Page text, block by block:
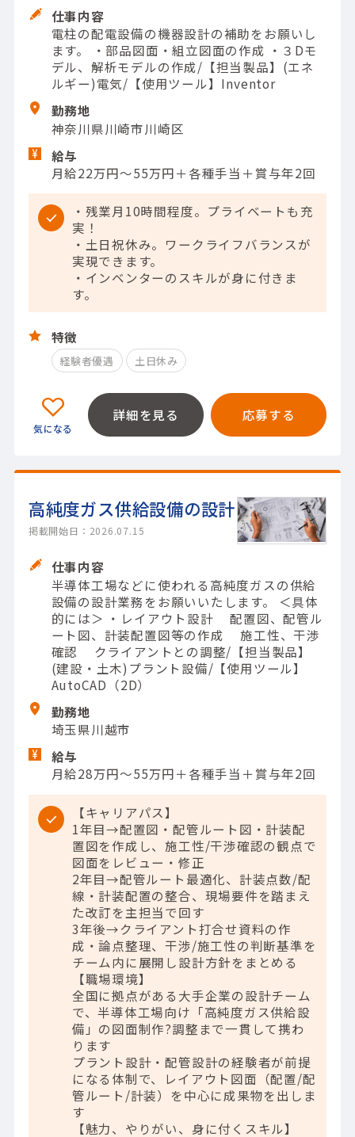
仕事内容
電柱の配電設備の機器設計の補助をお願いし
ます。 ・部品図面・組立図面の作成 ・３Dモ
デル、解析モデルの作成/【担当製品】(エネ
ルギー)電気/【使用ツール】Inventor
勤務地
神奈川県川崎市川崎区
給与
月給22万円～55万円＋各種手当＋賞与年2回
・残業月10時間程度。プライベートも充
実！
・土日祝休み。ワークライフバランスが
実現できます。
・インベンターのスキルが身に付きま
す。
特徴
経験者優遇 土日休み
詳細を見る 応募する
高純度ガス供給設備の設計
掲載開始日：2026.07.15
仕事内容
半導体工場などに使われる高純度ガスの供給
設備の設計業務をお願いいたします。 ＜具体
的には＞ ・レイアウト設計 配置図、配管ル
ート図、計装配置図等の作成 施工性、干渉
確認 クライアントとの調整/【担当製品】
(建設・土木)プラント設備/【使用ツール】
AutoCAD（2D）
勤務地
埼玉県川越市
給与
月給28万円～55万円＋各種手当＋賞与年2回
【キャリアパス】
1年目→配置図・配管ルート図・計装配
置図を作成し、施工性/干渉確認の観点で
図面をレビュー・修正
2年目→配管ルート最適化、計装点数/配
線・計装配置の整合、現場要件を踏まえ
た改訂を主担当で回す
3年後→クライアント打合せ資料の作
成・論点整理、干渉/施工性の判断基準を
チーム内に展開し設計方針をまとめる
【職場環境】
全国に拠点がある大手企業の設計チーム
で、半導体工場向け「高純度ガス供給設
備」の図面制作?調整まで一貫して携わ
ります
プラント設計・配管設計の経験者が前提
になる体制で、レイアウト図面（配置/配
管ルート/計装）を中心に成果物を出しま
す
【魅力、やりがい、身に付くスキル】